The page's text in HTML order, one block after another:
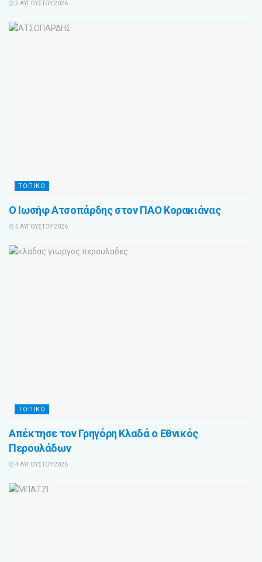
5 ΑΥΓΟΎΣΤΟΥ 2026
ΤΟΠΙΚΟ
Ο Ιωσήφ Ατσοπάρδης στον ΠΑΟ Κορακιάνας
5 ΑΥΓΟΎΣΤΟΥ 2026
ΤΟΠΙΚΟ
Απέκτησε τον Γρηγόρη Κλαδά ο Εθνικός
Περουλάδων
4 ΑΥΓΟΎΣΤΟΥ 2026